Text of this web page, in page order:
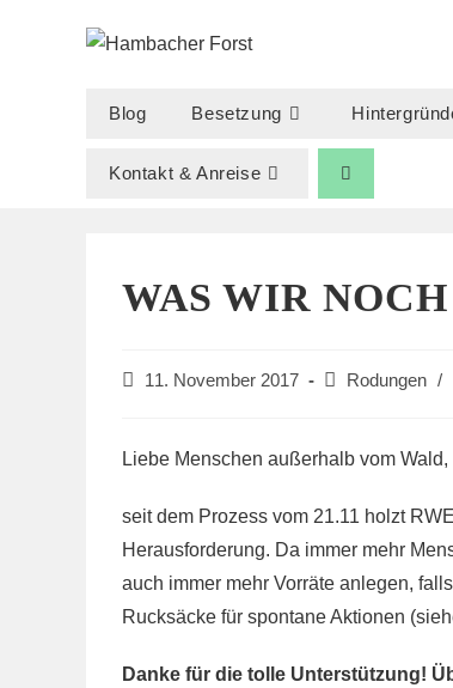
Blog Besetzung
Kontakt & Anreise
WAS WIR
Beitrag11. November 2017
Beitrags-
Rodungen /
Liebe Menschen außerhalb vom Wald,
seit dem Prozess vom 21.11 holzt
Herausforderung. Da immer mehr
auch immer mehr Vorräte anlegen,
Rucksäcke für spontane Aktionen
Danke für die tolle Unterstützung!